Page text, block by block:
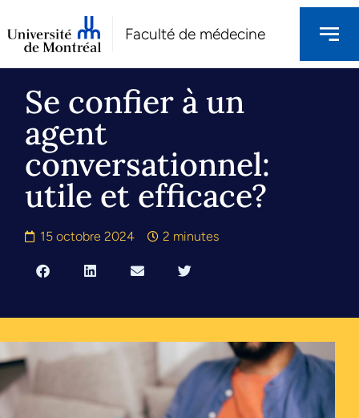
Faculté de médecine
Se confier à un
agent
conversationnel:
utile et efficace?
15 octobre 2024 2 minutes